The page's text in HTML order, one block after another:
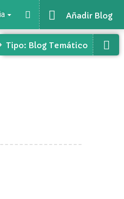
Añadir Blog
Tipo: Blog Temático